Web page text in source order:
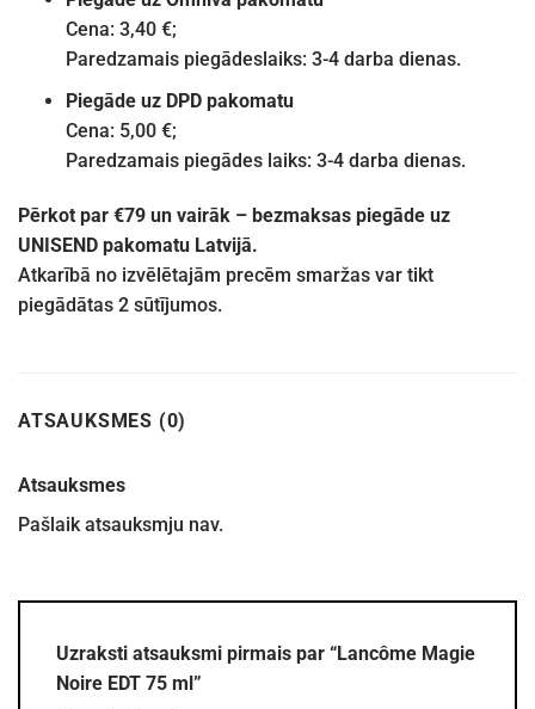
Cena: 3,40 €;
Paredzamais piegādeslaiks: 3-4 darba dienas.
Piegāde uz DPD pakomatu
Cena: 5,00 €;
Paredzamais piegādes laiks: 3-4 darba dienas.
Pērkot par €79 un vairāk – bezmaksas piegāde uz
UNISEND pakomatu Latvijā.
Atkarībā no izvēlētajām precēm smaržas var tikt
piegādātas 2 sūtījumos.
ATSAUKSMES (0)
Atsauksmes
Pašlaik atsauksmju nav.
Uzraksti atsauksmi pirmais par “Lancôme Magie
Noire EDT 75 ml”